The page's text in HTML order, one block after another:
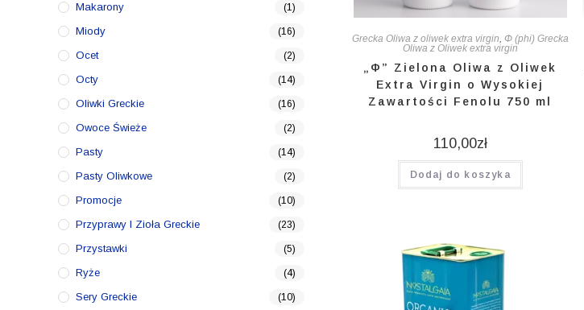
Grecka Oliwa z oliwek extra virgin, Φ (phi) Grecka
Oliwa z Oliwek extra virgin
„Φ” Zielona Oliwa z Oliwek
Extra Virgin o Wysokiej
Zawartości Fenolu 750 ml
110,00zł
Dodaj do koszyka
Makarony (1)
Miody (16)
Ocet (2)
Octy (14)
Oliwki Greckie (16)
Owoce Świeże (2)
Pasty (14)
Pasty Oliwkowe (2)
Promocje (10)
Przyprawy I Zioła Greckie (23)
Przystawki (5)
Ryże (4)
Sery Greckie (10)